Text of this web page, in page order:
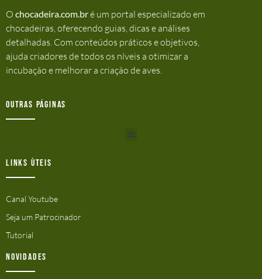
O chocadeira.com.bré um portal especializado em
chocadeiras, oferecendo guias, dicas e análises
detalhadas. Com conteúdos práticos e objetivos,
ajuda criadores de todos os níveis a otimizar a
incubação e melhorar a criação de aves.
Outras Páginas
Links ùteis
Canal Youtube
Seja um Patrocinador
Tutorial
Novidades